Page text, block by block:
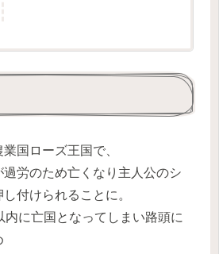
国ローズ王国で、
労のため亡くなり主人公のシ
付けられることに。
内に亡国となってしまい路頭に